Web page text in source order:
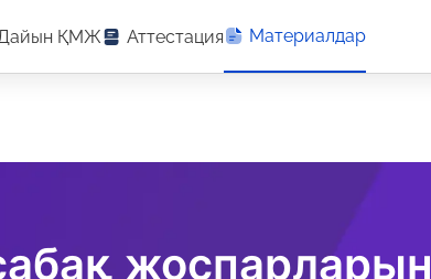
ҚМЖ Аттестация Материалдар
жоспарларын